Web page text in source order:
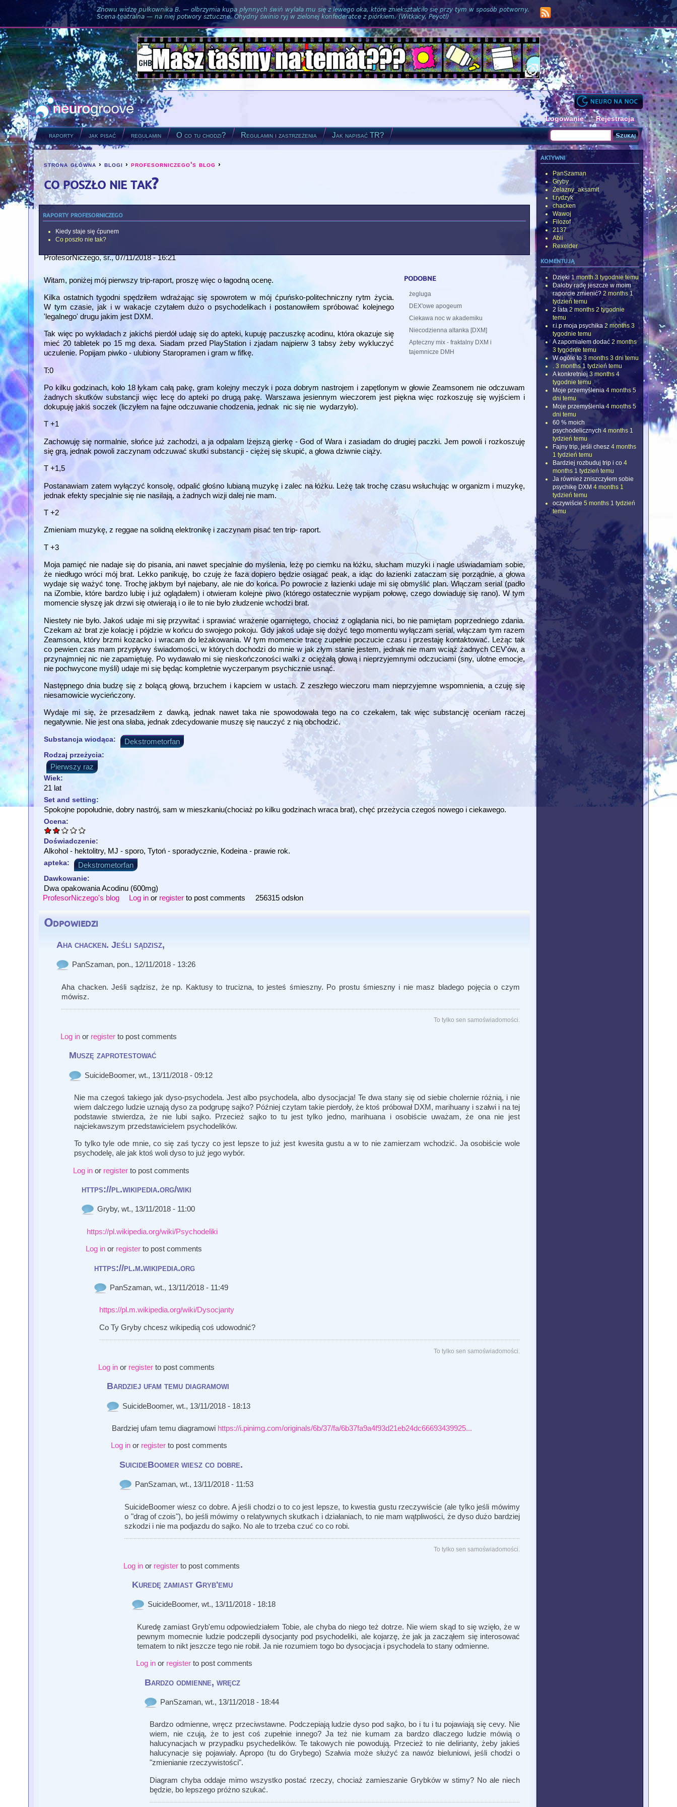
Znowu widzę pułkownika B. — olbrzymia kupa płynnych świń wylała mu się z lewego oka, które zniekształciło się przy tym w sposób potworny.
Scena teatralna — na niej potwory sztuczne. Ohydny świnio ryj w zielonej konfederatce z piórkiem. (Witkacy, Peyotl)
Logowanie Rejestracja
raporty jak pisać regulamin O co tu chodzi? Regulamin i zastrzeżenia Jak napisać TR?
Formularz wyszukiwania
you are here
strona główna ›blogi ›profesorniczego's blog ›
co poszło nie tak?
raporty profesorniczego
Kiedy staje się ćpunem
Co poszło nie tak?
ProfesorNiczego, śr., 07/11/2018 - 16:21
podobne
żegluga
DEX'owe apogeum
Ciekawa noc w akademiku
Niecodzienna altanka [DXM]
Apteczny mix - fraktalny DXM i
tajemnicze DMH
Witam, poniżej mój pierwszy trip-raport, proszę więc o łagodną ocenę.
Kilka ostatnich tygodni spędziłem wdrażając się spowrotem w mój ćpuńsko-politechniczny rytm życia.
W tym czasie, jak i w wakacje czytałem dużo o psychodelikach i postanowiłem spróbować kolejnego
'legalnego' drugu jakim jest DXM.
Tak więc po wykładach z jakichś pierdół udaję się do apteki, kupuję paczuszkę acodinu, która okazuje się
mieć 20 tabletek po 15 mg dexa. Siadam przed PlayStation i zjadam najpierw 3 tabsy żeby wykluczyć
uczulenie. Popijam piwko - ulubiony Staropramen i gram w fifkę.
T:0
Po kilku godzinach, koło 18 łykam całą pakę, gram kolejny meczyk i poza dobrym nastrojem i zapętlonym w głowie Zeamsonem nie odczuwam
żadnych skutków substancji więc lecę do apteki po drugą pakę. Warszawa jesiennym wieczorem jest piękna więc rozkoszuję się wyjściem i
dokupuję jakiś soczek (liczyłem na fajne odczuwanie chodzenia, jednak nic się nie wydarzyło).
T +1
Zachowuję się normalnie, słońce już zachodzi, a ja odpalam lżejszą gierkę - God of Wara i zasiadam do drugiej paczki. Jem powoli i rozkoszuję
się grą, jednak powoli zaczynam odczuwać skutki substancji - ciężej się skupić, a głowa dziwnie ciąży.
T +1,5
Postanawiam zatem wyłączyć konsolę, odpalić głośno lubianą muzykę i zalec na łóżku. Leżę tak trochę czasu wsłuchując w organizm i muzykę,
jednak efekty specjalnie się nie nasilają, a żadnych wizji dalej nie mam.
T +2
Zmieniam muzykę, z reggae na solidną elektronikę i zaczynam pisać ten trip- raport.
T +3
Moja pamięć nie nadaje się do pisania, ani nawet specjalnie do myślenia, leżę po ciemku na łóżku, słucham muzyki i nagle uświadamiam sobie,
że niedługo wróci mój brat. Lekko panikuję, bo czuję że faza dopiero będzie osiągać peak, a idąc do łazienki zataczam się porządnie, a głowa
wydaje się ważyć tonę. Trochę jakbym był najebany, ale nie do końca. Po powrocie z łazienki udaje mi się obmyślić plan. Włączam serial (padło
na iZombie, które bardzo lubię i już oglądałem) i otwieram kolejne piwo (którego ostatecznie wypijam połowę, czego dowiaduję się rano). W tym
momencie słyszę jak drzwi się otwierają i o ile to nie było złudzenie wchodzi brat.
Niestety nie było. Jakoś udaje mi się przywitać i sprawiać wrażenie ogarniętego, chociaż z oglądania nici, bo nie pamiętam poprzedniego zdania.
Czekam aż brat zje kolację i pójdzie w końcu do swojego pokoju. Gdy jakoś udaje się dożyć tego momentu wyłączam serial, włączam tym razem
Zeamsona, który brzmi kozacko i wracam do leżakowania. W tym momencie tracę zupełnie poczucie czasu i przestaję kontaktować. Leżąc tak
co pewien czas mam przypływy świadomości, w których dochodzi do mnie w jak złym stanie jestem, jednak nie mam wciąż żadnych CEV'ów, a
przynajmniej nic nie zapamiętuję. Po wydawało mi się nieskończoności walki z ociężałą głową i nieprzyjemnymi odczuciami (sny, ulotne emocje,
nie pochwycone myśli) udaje mi się będąc kompletnie wyczerpanym psychicznie usnąć.
Następnego dnia budzę się z bolącą głową, brzuchem i kapciem w ustach. Z zeszłego wieczoru mam nieprzyjemne wspomnienia, a czuję się
niesamowicie wycieńczony.
Wydaje mi się, że przesadziłem z dawką, jednak nawet taka nie spowodowała tego na co czekałem, tak więc substancję oceniam raczej
negatywnie. Nie jest ona słaba, jednak zdecydowanie muszę się nauczyć z nią obchodzić.
Substancja wiodąca: Dekstrometorfan
Rodzaj przeżycia:
Pierwszy raz
Wiek:
21 lat
Set and setting:
Spokojne popołudnie, dobry nastrój, sam w mieszkaniu(chociaż po kilku godzinach wraca brat), chęć przeżycia czegoś nowego i ciekawego.
Ocena:
Doświadczenie:
Alkohol - hektolitry, MJ - sporo, Tytoń - sporadycznie, Kodeina - prawie rok.
apteka: Dekstrometorfan
Dawkowanie:
Dwa opakowania Acodinu (600mg)
ProfesorNiczego's blog
Log in or register to post comments 256315 odsłon
Odpowiedzi
Aha chacken. Jeśli sądzisz,
PanSzaman, pon., 12/11/2018 - 13:26
Aha chacken. Jeśli sądzisz, że np. Kaktusy to trucizna, to jesteś śmieszny. Po prostu śmieszny i nie masz bladego pojęcia o czym
mówisz.
To tylko sen samoświadomości.
Log inor registerto post comments
Muszę zaprotestować
SuicideBoomer, wt., 13/11/2018 - 09:12
Nie ma czegoś takiego jak dyso-psychodela. Jest albo psychodela, albo dysocjacja! Te dwa stany się od siebie cholernie różnią, i nie
wiem dalczego ludzie uznają dyso za podgrupę sajko? Później czytam takie pierdoły, że ktoś próbował DXM, marihuany i szałwi i na tej
podstawie stwierdza, że nie lubi sajko. Przecież sajko to tu jest tylko jedno, marihuana i osobiście uważam, że ona nie jest
najciekawszym przedstawicielem psychodelików.
To tylko tyle ode mnie, co się zaś tyczy co jest lepsze to już jest kwesita gustu a w to nie zamierzam wchodzić. Ja osobiście wole
psychodelę, ale jak ktoś woli dyso to już jego wybór.
Log inor registerto post comments
https://pl.wikipedia.org/wiki
Gryby, wt., 13/11/2018 - 11:00
https://pl.wikipedia.org/wiki/Psychodeliki
Log inor registerto post comments
https://pl.m.wikipedia.org
PanSzaman, wt., 13/11/2018 - 11:49
https://pl.m.wikipedia.org/wiki/Dysocjanty
Co Ty Gryby chcesz wikipedią coś udowodnić?
To tylko sen samoświadomości.
Log inor registerto post comments
Bardziej ufam temu diagramowi
SuicideBoomer, wt., 13/11/2018 - 18:13
Bardziej ufam temu diagramowi https://i.pinimg.com/originals/6b/37/fa/6b37fa9a4f93d21eb24dc66693439925...
Log inor registerto post comments
SuicideBoomer wiesz co dobre.
PanSzaman, wt., 13/11/2018 - 11:53
SuicideBoomer wiesz co dobre. A jeśli chodzi o to co jest lepsze, to kwestia gustu rzeczywiście (ale tylko jeśli mówimy
o "drag of czois"), bo jeśli mówimy o relatywnych skutkach i działaniach, to nie mam wątpliwości, że dyso dużo bardziej
szkodzi i nie ma podjazdu do sajko. No ale to trzeba czuć co co robi.
To tylko sen samoświadomości.
Log inor registerto post comments
Kuredę zamiast Gryb'emu
SuicideBoomer, wt., 13/11/2018 - 18:18
Kuredę zamiast Gryb'emu odpowiedziałem Tobie, ale chyba do niego też dotrze. Nie wiem skąd to się wzięło, że w
pewnym momecnie ludzie podczepili dysocjanty pod psychodeliki, ale kojarzę, że jak ja zacząłem się interosować
tematem to nikt jeszcze tego nie robił. Ja nie rozumiem togo bo dysocjacja i psychodela to stany odmienne.
Log inor registerto post comments
Bardzo odmienne, wręcz
PanSzaman, wt., 13/11/2018 - 18:44
Bardzo odmienne, wręcz przeciwstawne. Podczepiają ludzie dyso pod sajko, bo i tu i tu pojawiają się cevy. Nie
wiem, nie czują, że to jest coś zupełnie innego? Ja też nie kumam za bardzo dlaczego ludzie mówią o
halucynacjach w przypadku psychedelików. Te takowych nie powodują. Przecież to nie delirianty, żeby jakieś
halucynacje się pojawiały. Apropo (tu do Grybego) Szałwia może służyć za nawóz bieluniowi, jeśli chodzi o
"zmienianie rzeczywistości".
Diagram chyba oddaje mimo wszystko postać rzeczy, chociaż zamieszanie Grybków w stimy? No ale niech
będzie, bo lepszego próżno szukać.
aktywni
PanSzaman
Gryby
Żelazny_aksamit
t.rydzyk
chacken
Wawoj
Filozof
2137
Abli
Rexelder
komentują
Dzięki 1 month 3 tygodnie temu
Dałoby radę jeszcze w moim
raporcie zmienić? 2 months 1
tydzień temu
2 lata 2 months 2 tygodnie
temu
r.i.p moja psychika 2 months 3
tygodnie temu
A zapomiałem dodać 2 months
3 tygodnie temu
W ogóle to 3 months 3 dni temu
3 months 1 tydzień temu
A konkretniej 3 months 4
tygodnie temu
Moje przemyślenia 4 months 5
dni temu
Moje przemyślenia 4 months 5
dni temu
60 % moich
psychodelicznych 4 months 1
tydzień temu
Fajny trip, jeśli chesz 4 months
1 tydzień temu
Bardziej rozbuduj trip i co 4
months 1 tydzień temu
Ja również zniszczyłem sobie
psychikę DXM 4 months 1
tydzień temu
oczywiście 5 months 1 tydzień
temu